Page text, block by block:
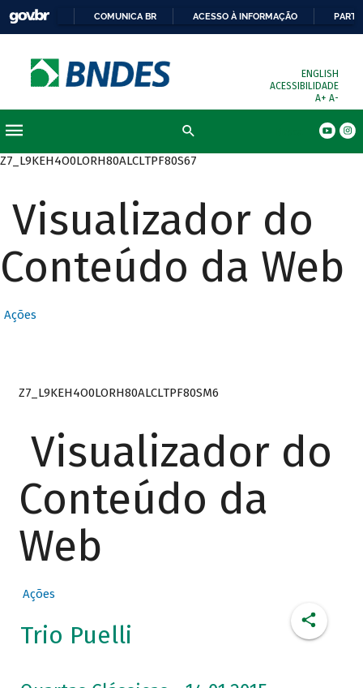
COMUNICA BR ACESSO À INFORMAÇÃO
ENGLISH
ACESSIBILIDADE
A+ A-
Z7_L9KEH4O0LORH80ALCLTPF80S67
Visualizador do
Conteúdo da Web
Ações
Z7_L9KEH4O0LORH80ALCLTPF80SM6
Visualizador do
Conteúdo da
Web
Ações
Trio Puelli